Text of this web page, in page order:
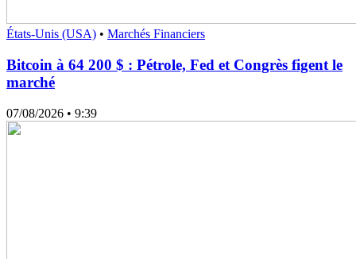
États-Unis (USA) • Marchés Financiers
Bitcoin à 64 200 $ : Pétrole, Fed et Congrès figent le
marché
07/08/2026 • 9:39